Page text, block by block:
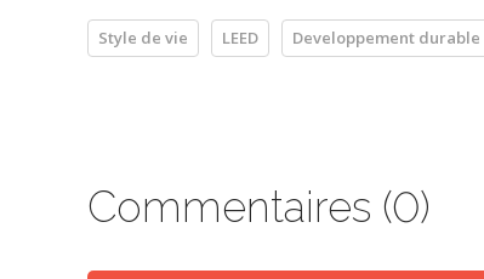
Style de vie LEED Developpement durable
Commentaires (0)